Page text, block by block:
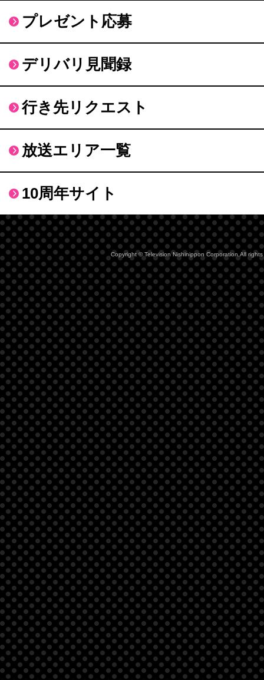
プレゼント応募
デリバリ見聞録
行き先リクエスト
放送エリア一覧
10周年サイト
Copyright © Television Nishinippon Corporation.All